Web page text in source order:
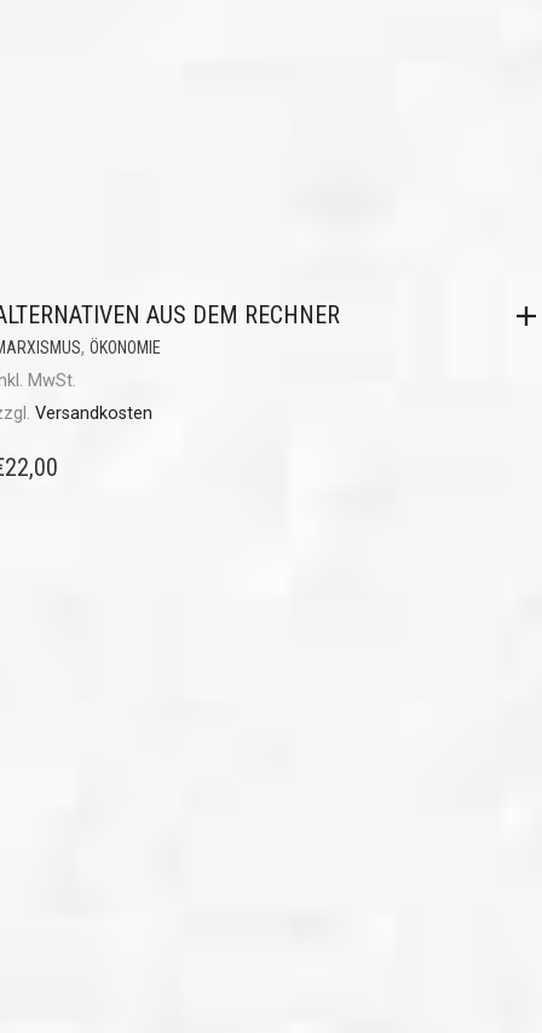
AUS DEM RECHNER
, ÖKONOMIE
MwSt.
Versandkosten
22,00